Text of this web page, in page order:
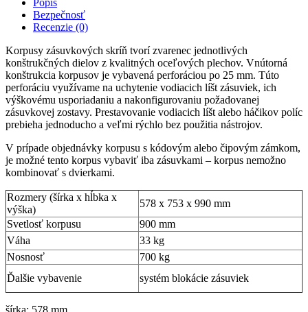
Popis
Bezpečnosť
Recenzie (0)
Korpusy zásuvkových skríň tvorí zvarenec jednotlivých
konštrukčných dielov z kvalitných oceľových plechov. Vnútorná
konštrukcia korpusov je vybavená perforáciou po 25 mm. Túto
perforáciu využívame na uchytenie vodiacich líšt zásuviek, ich
výškovému usporiadaniu a nakonfigurovaniu požadovanej
zásuvkovej zostavy. Prestavovanie vodiacich líšt alebo háčikov políc
prebieha jednoducho a veľmi rýchlo bez použitia nástrojov.
V prípade objednávky korpusu s kódovým alebo čipovým zámkom,
je možné tento korpus vybaviť iba zásuvkami – korpus nemožno
kombinovať s dvierkami.
Rozmery (šírka x hĺbka x
výška)
578 x 753 x 990 mm
Svetlosť korpusu
900 mm
Váha
33 kg
Nosnosť
700 kg
Ďalšie vybavenie
systém blokácie zásuviek
šírka: 578 mm